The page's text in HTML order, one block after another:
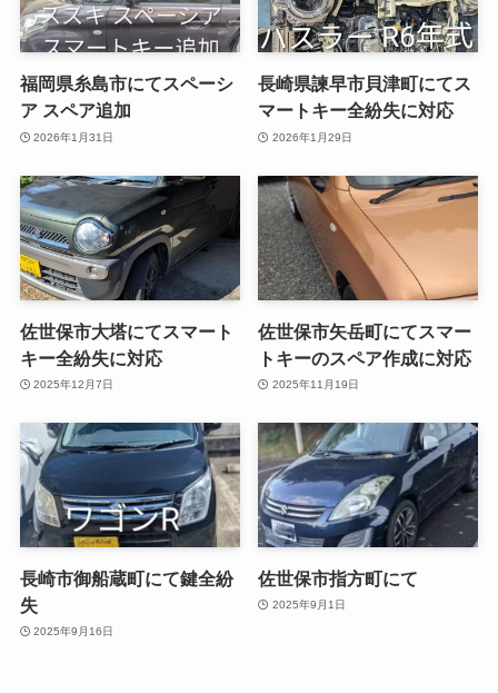
福岡県糸島市にてスペーシ
ア スペア追加
2026年1月31日
長崎県諫早市貝津町にてス
マートキー全紛失に対応
2026年1月29日
佐世保市大塔にてスマート
キー全紛失に対応
2025年12月7日
佐世保市矢岳町にてスマー
トキーのスペア作成に対応
2025年11月19日
長崎市御船蔵町にて鍵全紛
失
2025年9月16日
佐世保市指方町にて
2025年9月1日